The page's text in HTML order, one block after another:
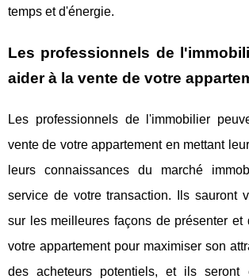
temps et d'énergie.
Les professionnels de
aider à la vente de votre
Les professionnels de l'immobilier
vente de votre appartement en mettant
leurs connaissances du marché
service de votre transaction. Ils sauront
sur les meilleures façons de présenter et
votre appartement pour maximiser son
des acheteurs potentiels, et ils seront